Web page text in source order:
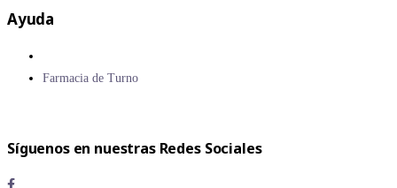
Ayuda
Farmacia de Turno
Síguenos en nuestras Redes Sociales